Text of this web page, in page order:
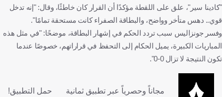
"كادينا سير"، علق على اللقطة مؤكدًا أن القرار كان خاطئًا، وقال: "إنه تدخل
قوي.. دهس متأخر وواضح، والبطاقة الصفراء كانت مستحقة تمامًا".
وفسر جونزاليس سبب تردد الحكم في إشهار البطاقة، موضحًا: "في مثل هذه
المباريات الكبيرة، يميل الحكام إلى التحفظ في قراراتهم، خصوصًا عندما
تكون النتيجة لا تزال 0-0".
مجاناً وحصرياً عبر تطبيق ثمانية حمل التطبيق!